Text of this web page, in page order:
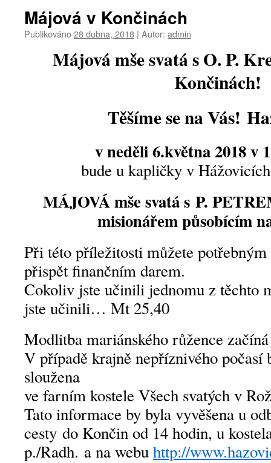
Májová v Končinách
Publikováno28 dubna, 2018 | Autor: admin
Májová mše svatá s O. P.
Končinách!
Těšíme se na Vás!
v neděli 6.května 2018 v
bude u kapličky v
MÁJOVÁ mše svatá s P.
misionářem působícím
Při této příležitosti můžete
přispět finančním darem.
Cokoliv jste učinili jednomu z těchto
jste učinili… Mt 25,40
Modlitba mariánského růžence
V případě krajně nepříznivého počasí
sloužena
ve farním kostele Všech svatých v
Tato informace by byla vyvěšena u
cesty do Končin od 14 hodin, u
p./Radh. a na webuhttp://